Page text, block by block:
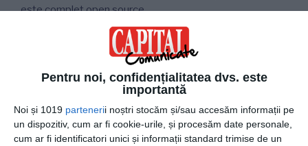
Pentru noi, confidențialitatea dvs. este
importantă
Noi și 1019 partenerii noștri stocăm și/sau accesăm informații pe
un dispozitiv, cum ar fi cookie-urile, și procesăm date personale,
cum ar fi identificatori unici și informații standard trimise de un
este complet open source.
Dacă abia ai început să utilizezi Bitcoin (sau alte
criptomonede), ai putea folosi acest portofel cu un efort
minim din partea ta, grație interfeței sale user-friendly.
Exodus este genul de portofel de care te „îndrăgostești”
încă de la prima utilizare, un avantaj destul de rar întâlnit în
lumea criptomonedelor.